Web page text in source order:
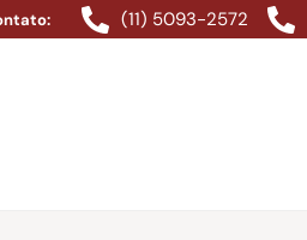
(11) 5093-2572